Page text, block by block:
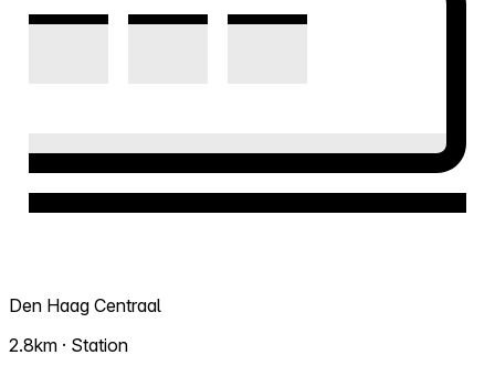
Den Haag Centraal
2.8km · Station